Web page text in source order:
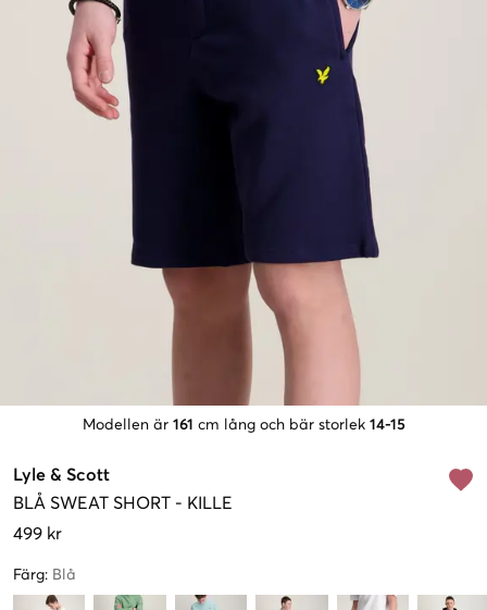
Modellen är 161 cm lång och bär storlek 14-15
Lyle & Scott
BLÅ SWEAT SHORT - KILLE
499 kr
Färg: Blå